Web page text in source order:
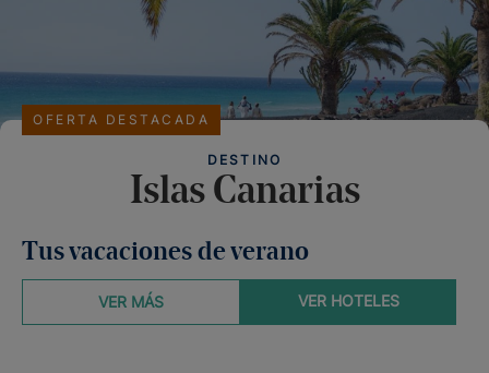
DESTINO
Islas Canarias
OFERTA DESTACADA
Tus vacaciones de verano
VER HOTELES
VER MÁS